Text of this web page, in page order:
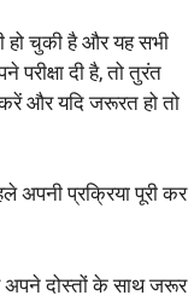
चुकी है और यह सभी
परीक्षा दी है, तो तुरंत
और यदि जरूरत हो तो
प्रक्रिया पूरी कर
अपने दोस्तों के साथ जरूर